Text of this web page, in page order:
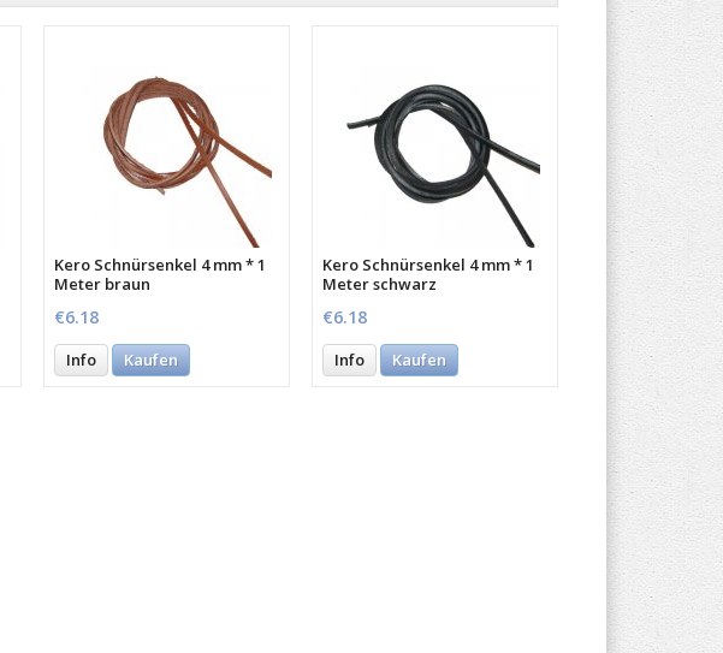
Kero Schnürsenkel 4 mm * 1
Meter braun
€6.18
Info Kaufen
Kero Schnürsenkel 4 mm * 1
Meter schwarz
€6.18
Info Kaufen